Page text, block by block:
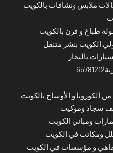
ملابس ونشافات بالكويت
طباخ و فرن بالكويت
الكويت بنشر متنقل
بالبخار
الكورونا و الأوساخ بالكويت
سجاد وموكيت
ومباني الكويت
ومكاتب في الكويت
و مؤسسات في الكويت